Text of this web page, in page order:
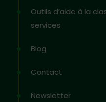
Outils d’aide à la
services
Blog
Contact
Newsletter